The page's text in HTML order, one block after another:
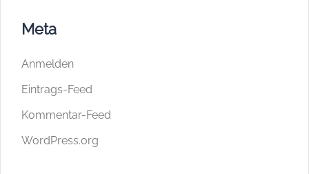
Meta
Anmelden
Eintrags-Feed
Kommentar-Feed
WordPress.org